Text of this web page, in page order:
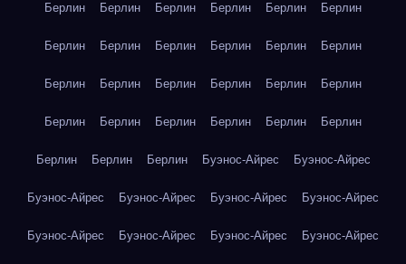
Берлин Берлин Берлин Берлин Берлин Берлин
Берлин Берлин Берлин Берлин Берлин Берлин
Берлин Берлин Берлин Берлин Берлин Берлин
Берлин Берлин Берлин Берлин Берлин Берлин
Берлин Берлин Берлин Буэнос-Айрес Буэнос-Айрес
Буэнос-Айрес Буэнос-Айрес Буэнос-Айрес Буэнос-Айрес
Буэнос-Айрес Буэнос-Айрес Буэнос-Айрес Буэнос-Айрес